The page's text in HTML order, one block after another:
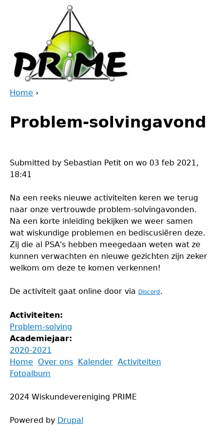
are
Home ›
to
top
Problem-solvingavond
Submitted by Sebastian Petit on wo 03 feb 2021,
18:41
Na een reeks nieuwe activiteiten keren we terug
naar onze vertrouwde problem-solvingavonden.
Na een korte inleiding bekijken we weer samen
wat wiskundige problemen en bediscusiëren deze.
Zij die al PSA's hebben meegedaan weten wat ze
kunnen verwachten en nieuwe gezichten zijn zeker
welkom om deze te komen verkennen!
De activiteit gaat online door via Discord .
Activiteiten:
Problem-solving
Academiejaar:
2020-2021
Back
to
Main
menu
Home Over ons Kalender Activiteiten
Fotoalbum
2024 Wiskundevereniging PRIME
Powered by Drupal